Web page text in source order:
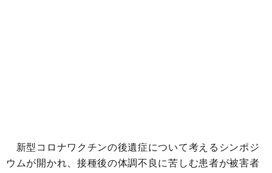
新型コロナワクチンの後遺症について考えるシンポジ
ウムが開かれ、接種後の体調不良に苦しむ患者が被害者